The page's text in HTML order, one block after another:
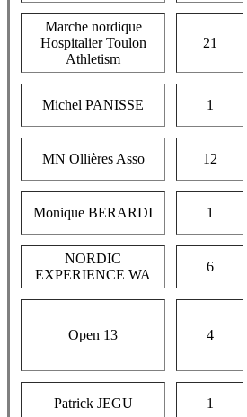
Marche nordique
Hospitalier Toulon
Athletism
21
Michel PANISSE 1
MN Ollières Asso 12
Monique BERARDI 1
NORDIC
EXPERIENCE WA
6
Open 13 4
Patrick JEGU 1